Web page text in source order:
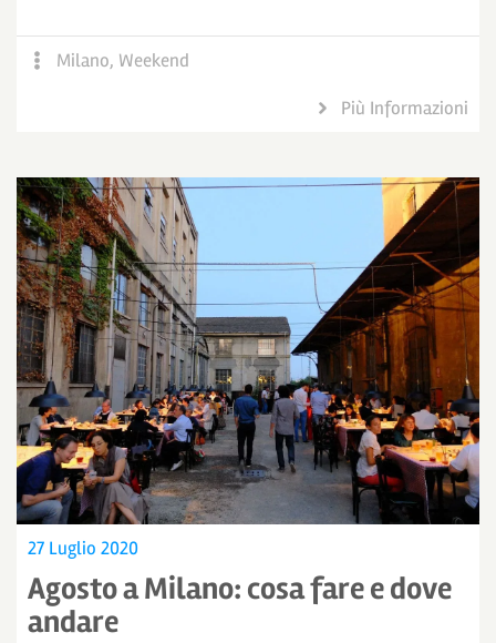
Milano, Weekend
Più Informazioni
27 Luglio 2020
Agosto a Milano: cosa fare e dove
andare